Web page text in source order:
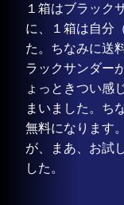
１箱はブラック
に、１箱は自分
た。ちなみに送
ラックサンダー
ょっときつい感
まいました。ち
無料になります
が、まあ、お試
した。